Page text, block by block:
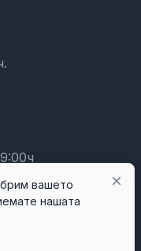
close
вашето
нашата